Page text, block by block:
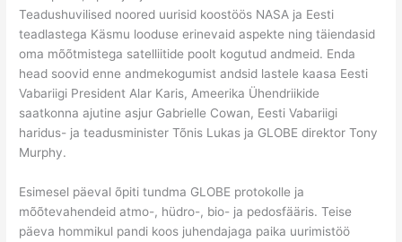
Teadushuvilised noored uurisid koostöös NASA ja Eesti
teadlastega Käsmu looduse erinevaid aspekte ning täiendasid
oma mõõtmistega satelliitide poolt kogutud andmeid. Enda
head soovid enne andmekogumist andsid lastele kaasa Eesti
Vabariigi President Alar Karis, Ameerika Ühendriikide
saatkonna ajutine asjur Gabrielle Cowan, Eesti Vabariigi
haridus- ja teadusminister Tõnis Lukas ja GLOBE direktor Tony
Murphy.
Esimesel päeval õpiti tundma GLOBE protokolle ja
mõõtevahendeid atmo-, hüdro-, bio- ja pedosfääris. Teise
päeva hommikul pandi koos juhendajaga paika uurimistöö